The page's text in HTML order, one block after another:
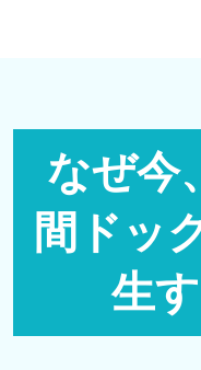
なぜ今
間ドッ
生